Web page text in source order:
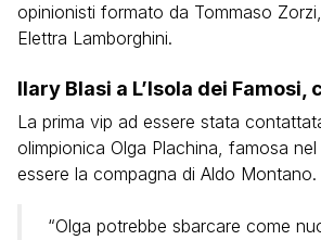
opinionisti formato da Tommaso
Elettra Lamborghini.
Ilary Blasi a L’Isola dei Famosi,
La prima vip ad essere stata
olimpionica Olga Plachina, famosa
essere la compagna di Aldo Montano.
“Olga potrebbe sbarcare come